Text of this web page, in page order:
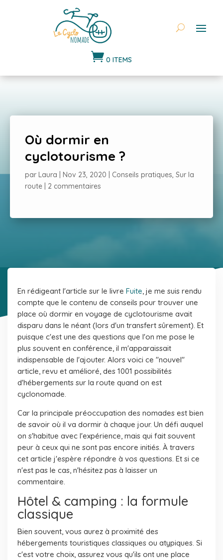
 0 ITEMS
Où dormir en
cyclotourisme ?
par Laura Nov 23, 2020 Conseils pratiques, Sur la
route
2 commentaires
En rédigeant l'article sur le livre Fuite, je me suis rendu
compte que le contenu de conseils pour trouver une
place où dormir en voyage de cyclotourisme avait
disparu dans le néant (lors d'un transfert sûrement). Et
puisque c'est une des questions que l'on me pose le
plus souvent en conférence, il m'apparaissait
indispensable de l'ajouter. Alors voici ce "nouvel"
article, revu et amélioré, des 1001 possibilités
d'hébergements sur la route quand on est
cyclonomade.
Car la principale préoccupation des nomades est bien
de savoir où il va dormir à chaque jour. Un défi auquel
on s'habitue avec l'expérience, mais qui fait souvent
peur à ceux qui ne sont pas encore initiés. À travers
cet article j'espère répondre à vos questions. Et si ce
n'est pas le cas, n'hésitez pas à laisser un
commentaire.
Hôtel & camping : la formule
classique
Bien souvent, vous aurez à proximité des
hébergements touristiques classiques ou atypiques. Si
c'est votre choix, assurez vous qu'ils ont une place